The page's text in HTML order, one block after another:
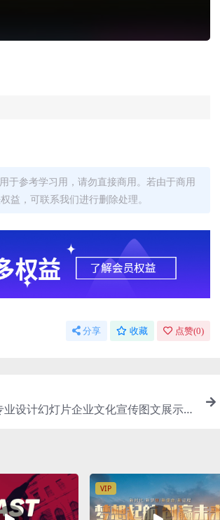
于参考学习用，请勿直接商用。若由于商用
益，可联系我们进行删除处理。
分享 收藏 点赞(0)
业设计幻灯片企业文化宣传图文展示模
VIP